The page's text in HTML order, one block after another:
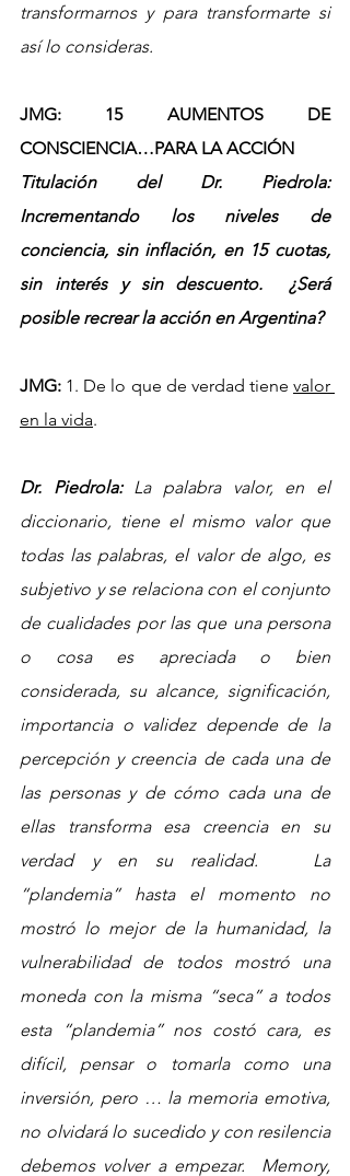
transformarnos y para transformarte si
así lo consideras.
JMG: 15 AUMENTOS DE
CONSCIENCIA…PARA LA ACCIÓN
Titulación del Dr. Piedrola:
Incrementando los niveles de
conciencia, sin inflación, en 15 cuotas,
sin interés y sin descuento.  ¿Será
posible recrear la acción en Argentina?
JMG: 1. De lo que de verdad tiene valor
en la vida.
Dr. Piedrola: La palabra valor, en el
diccionario, tiene el mismo valor que
todas las palabras, el valor de algo, es
subjetivo y se relaciona con el conjunto
de cualidades por las que una persona
o cosa es apreciada o bien
considerada, su alcance, significación,
importancia o validez depende de la
percepción y creencia de cada una de
las personas y de cómo cada una de
ellas transforma esa creencia en su
verdad y en su realidad.   La
“plandemia” hasta el momento no
mostró lo mejor de la humanidad, la
vulnerabilidad de todos mostró una
moneda con la misma “seca” a todos
esta “plandemia” nos costó cara, es
difícil, pensar o tomarla como una
inversión, pero … la memoria emotiva,
no olvidará lo sucedido y con resilencia
debemos volver a empezar.  Memory,